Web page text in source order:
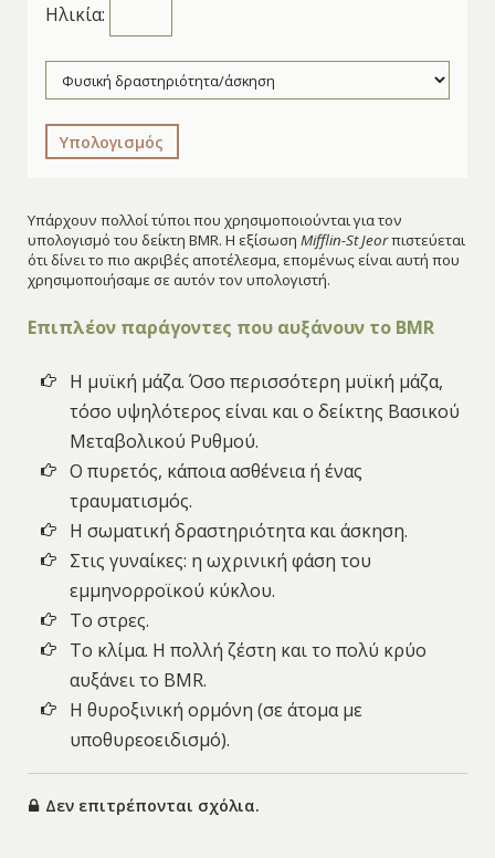
Ηλικία:
Υπολογισμός
Υπάρχουν πολλοί τύποι που χρησιμοποιούνται για τον
υπολογισμό του δείκτη BMR. Η εξίσωση Mifflin-St Jeorπιστεύεται
ότι δίνει το πιο ακριβές αποτέλεσμα, επομένως είναι αυτή που
χρησιμοποιήσαμε σε αυτόν τον υπολογιστή.
Επιπλέον παράγοντες που αυξάνουν το BMR
Η μυϊκή μάζα. Όσο περισσότερη μυϊκή μάζα,
τόσο υψηλότερος είναι και ο δείκτης Βασικού
Μεταβολικού Ρυθμού.
Ο πυρετός, κάποια ασθένεια ή ένας
τραυματισμός.
Η σωματική δραστηριότητα και άσκηση.
Στις γυναίκες: η ωχρινική φάση του
εμμηνορροϊκού κύκλου.
Το στρες.
Το κλίμα. Η πολλή ζέστη και το πολύ κρύο
αυξάνει το BMR.
Η θυροξινική ορμόνη (σε άτομα με
υποθυρεοειδισμό).
Δεν επιτρέπονται σχόλια.